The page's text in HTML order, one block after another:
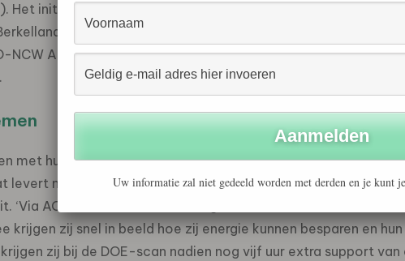
Het initiatief wordt ondersteund door de provincie Gelderland,
Oost-Gelre, Bronckhorst, Oude IJsselstreek en
NCW Achterhoek, Omgevingsdienst Achterhoek en alle lokale
met hun eigen lokale ondernemersvereniging, om
levert niet alleen voor hen voordeel op, maar draagt ook bij
‘Via AOD kunnen ondernemers gratis en DOE-scan of de MKB
krijgen zij snel in beeld hoe zij energie kunnen besparen en
zij bij de DOE-scan nadien nog vijf uur extra support van
Uw informatie zal niet gedeeld worden met derden en je kunt